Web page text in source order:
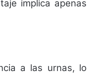
implica apenas
a las urnas, lo